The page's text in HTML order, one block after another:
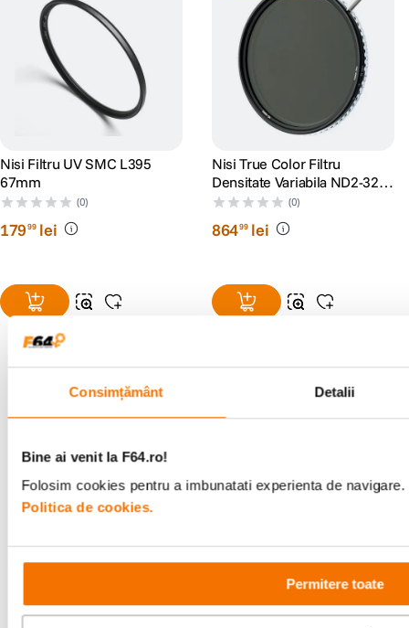
Consimțământ Detalii
Bine ai venit la F64.ro!
Folosim cookies pentru a imbunatati experienta de
Politica de cookies.
Permitere toate
Nisi Filtru UV SMC L395
67mm
(0)
17999 lei
Nisi True Color Filtru
Densitate Variabila ND2-32
67mm
(0)
86499 lei
Alatura-te comunitatii creatorilor
ghiduri foto-video si oferte pregatite special
pentru tine.
Consultanta
Livrare gratuita
499lei